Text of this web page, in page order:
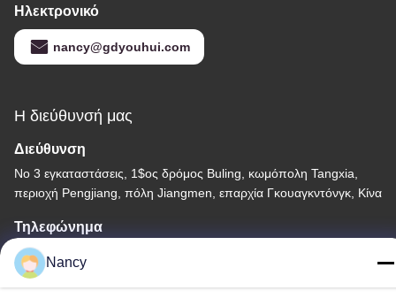
Ηλεκτρονικό
nancy@gdyouhui.com
Η διεύθυνσή μας
Διεύθυνση
Νο 3 εγκαταστάσεις, 1$ος δρόμος Buling, κωμόπολη Tangxia,
περιοχή Pengjiang, πόλη Jiangmen, επαρχία Γκουαγκντόνγκ, Κίνα
Τηλεφώνημα
86-0750-3210960
Nancy